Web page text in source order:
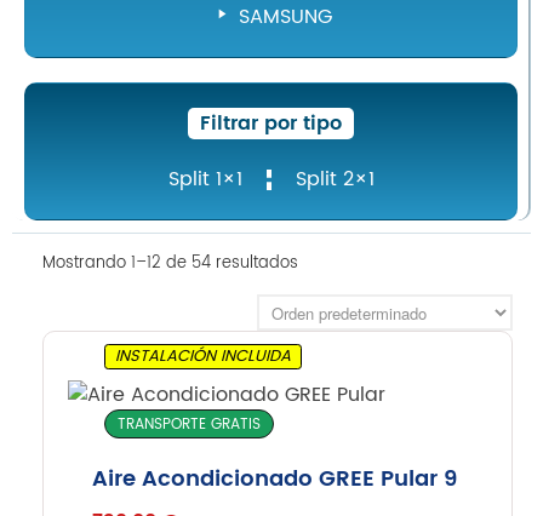
SAMSUNG
Filtrar por tipo
Split 1×1
Split 2×1
Mostrando 1–12 de 54 resultados
INSTALACIÓN INCLUIDA
TRANSPORTE GRATIS
Aire Acondicionado GREE Pular 9